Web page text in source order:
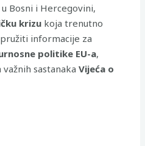
Bosni i Hercegovini,
krizu koja trenutno
informacije za
politike EU-a,
sastanakaVijeća o